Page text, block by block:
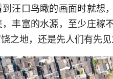
汪口鸟瞰的画面时就想
丰富的水源，至少庄稼
之地，还是先人们有先